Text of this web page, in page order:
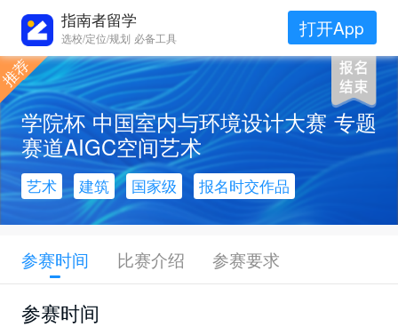
指南者留学
选校/定位/规划 必备工具 打开App
学院杯 中国室内与环境设计大赛 专题
赛道AIGC空间艺术
艺术 建筑 国家级 报名时交作品
参赛时间 比赛介绍 参赛要求
参赛时间